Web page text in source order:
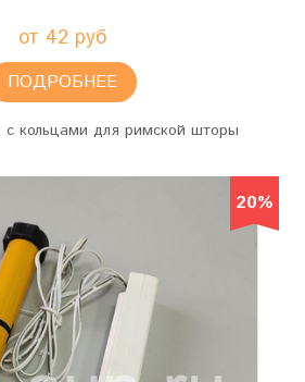
от 42 руб
ПОДРОБНЕЕ
с кольцами для римской шторы
20%